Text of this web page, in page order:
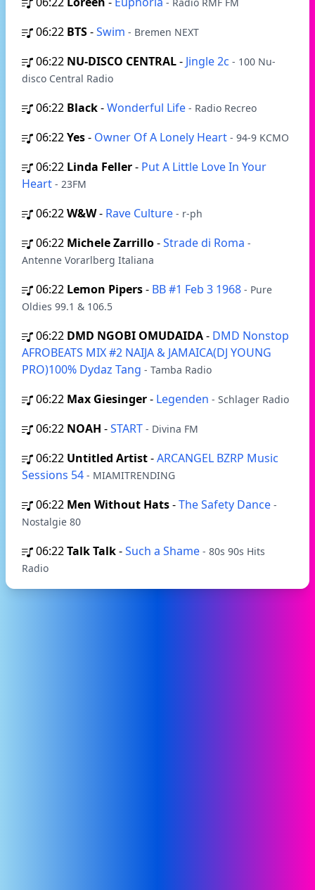
06:22 BTS-Swim - Bremen NEXT
06:22 NU-DISCO CENTRAL- Jingle 2c - 100 Nu-
disco Central Radio
06:22 Black-Wonderful Life - Radio Recreo
06:22Yes- Owner Of A Lonely Heart - 94-9 KCMO
06:22 Linda Feller- Put A Little Love In Your
Heart - 23FM
06:22W&W- Rave Culture - r-ph
06:22 Michele Zarrillo-Strade di Roma -
Antenne Vorarlberg Italiana
06:22 Lemon Pipers- BB #1 Feb 3 1968 - Pure
Oldies 99.1 & 106.5
06:22 DMD NGOBI OMUDAIDA- DMD Nonstop
AFROBEATS MIX #2 NAIJA & JAMAICA(DJ YOUNG
PRO)100% Dydaz Tang - Tamba Radio
06:22 Max Giesinger- Legenden - Schlager Radio
06:22 NOAH -START - Divina FM
06:22 Untitled Artist-ARCANGEL BZRP Music
Sessions 54 - MIAMITRENDING
06:22 Men Without Hats-The Safety Dance -
Nostalgie 80
06:22Talk Talk-Such a Shame - 80s 90s Hits
Radio